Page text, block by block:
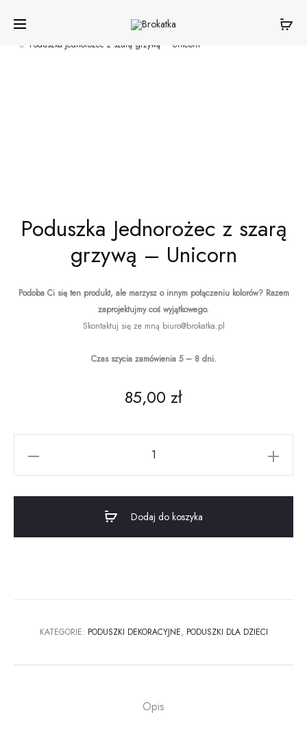
PODUSZKA
PODUSZKA
Strona główna Poduszki dekoracyjne
poduszki dla dzieci
Poduszka Jednorożec z szarą grzywą – Unicorn
Poduszka Jednorożec z szarą
grzywą – Unicorn
Podoba Ci się ten produkt, ale marzysz o innym połączeniu kolorów? Razem
zaprojektujmy coś wyjątkowego.
Skontaktuj się ze mną biuro@brokatka.pl
Czas szycia zamówienia 5 – 8 dni.
85,00 zł
Dodaj do koszyka
KATEGORIE: PODUSZKI DEKORACYJNE, PODUSZKI DLA DZIECI
Opis